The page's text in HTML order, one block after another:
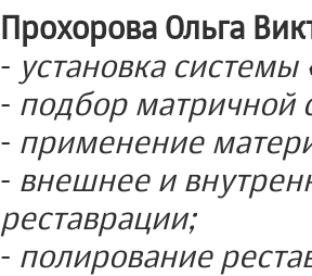
Прохорова Ольга
- установка системы
- подбор матричной
- применение
- внешнее и
реставрации;
- полирование